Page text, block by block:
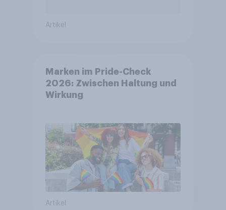
Artikel
Marken im Pride-Check
2026: Zwischen Haltung und
Wirkung
Artikel